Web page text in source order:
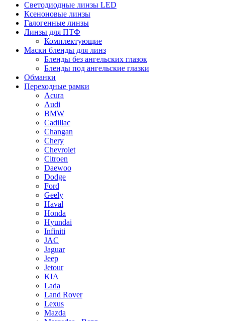
Светодиодные линзы LED
Ксеноновые линзы
Галогенные линзы
Линзы для ПТФ
Комплектующие
Маски бленды для линз
Бленды без ангельских глазок
Бленды под ангельские глазки
Обманки
Переходные рамки
Acura
Audi
BMW
Cadillac
Changan
Chery
Chevrolet
Citroen
Daewoo
Dodge
Ford
Geely
Haval
Honda
Hyundai
Infiniti
JAC
Jaguar
Jeep
Jetour
KIA
Lada
Land Rover
Lexus
Mazda